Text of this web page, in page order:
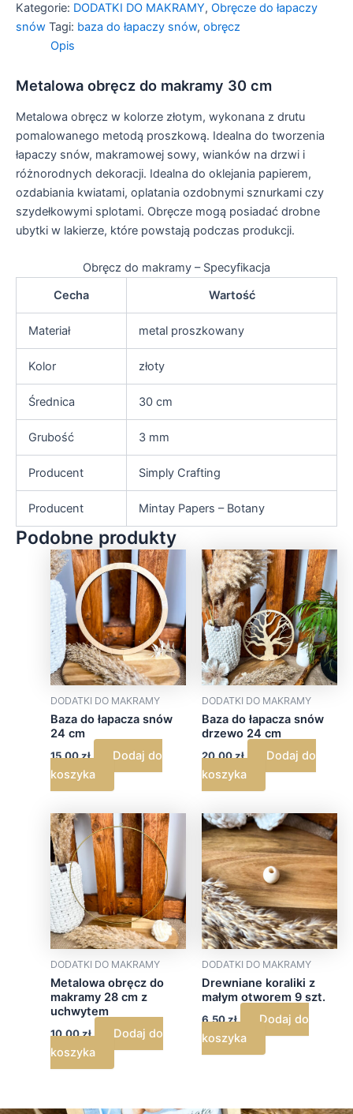
Kategorie: DODATKI DO MAKRAMY, Obręcze do łapaczy
snów Tagi: baza do łapaczy snów, obręcz
Opis
Metalowa obręcz do makramy 30 cm
Metalowa obręcz w kolorze złotym, wykonana z drutu
pomalowanego metodą proszkową. Idealna do tworzenia
łapaczy snów, makramowej sowy, wianków na drzwi i
różnorodnych dekoracji. Idealna do oklejania papierem,
ozdabiania kwiatami, oplatania ozdobnymi sznurkami czy
szydełkowymi splotami. Obręcze mogą posiadać drobne
ubytki w lakierze, które powstają podczas produkcji.
Obręcz do makramy – Specyfikacja
Cecha
Wartość
Materiał metal proszkowany
Kolor złoty
Średnica 30 cm
Grubość 3 mm
Producent Simply Crafting
Producent Mintay Papers – Botany
Podobne produkty
DODATKI DO MAKRAMY
Baza do łapacza snów
24 cm
15,00zł
Dodaj do
koszyka
DODATKI DO MAKRAMY
Baza do łapacza snów
drzewo 24 cm
20,00zł
Dodaj do
koszyka
DODATKI DO MAKRAMY
Metalowa obręcz do
makramy 28 cm z
uchwytem
10,00zł
Dodaj do
koszyka
DODATKI DO MAKRAMY
Drewniane koraliki z
małym otworem 9 szt.
6,50zł
Dodaj do
koszyka